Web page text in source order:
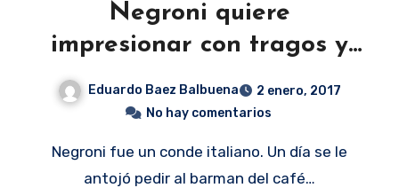
Negroni quiere
impresionar con tragos y
Eduardo Baez Balbuena
2 enero, 2017
No hay comentarios
Negroni fue un conde italiano. Un día se le
antojó pedir al barman del café…